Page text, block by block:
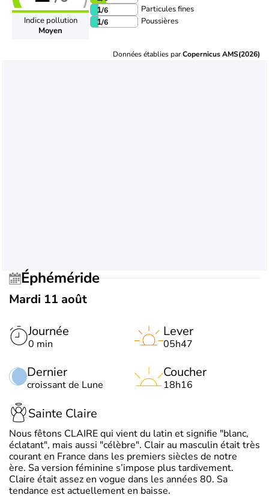
Indice pollution
Moyen
1/6 Particules fines
1/6 Poussières
Données établies parCopernicus AMS(2026)
Éphéméride
Mardi 11 août
Journée
0 min
Dernier
croissant de Lune
Lever
05h47
Coucher
18h16
Sainte Claire
Nous fêtons CLAIRE qui vient du latin et signifie "blanc,
éclatant", mais aussi "célèbre". Clair au masculin était très
courant en France dans les premiers siècles de notre
ère. Sa version féminine s’impose plus tardivement.
Claire était assez en vogue dans les années 80. Sa
tendance est actuellement en baisse.